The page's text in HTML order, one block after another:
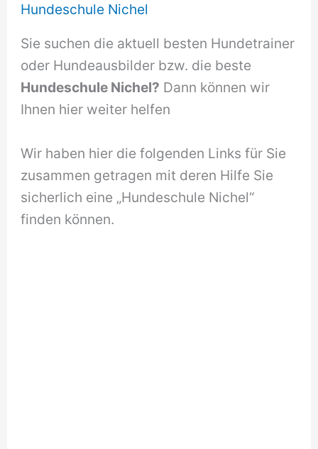
Hundeschule Nichel
Sie suchen die aktuell besten Hundetrainer
oder Hundeausbilder bzw. die beste
Hundeschule Nichel? Dann können wir
Ihnen hier weiter helfen
Wir haben hier die folgenden Links für Sie
zusammen getragen mit deren Hilfe Sie
sicherlich eine „Hundeschule Nichel“
finden können.